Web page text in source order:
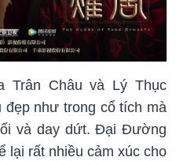
Trân Châu và Lý Thục
đẹp như trong cổ tích mà
và day dứt. Đại Đường
lại rất nhiều cảm xúc cho